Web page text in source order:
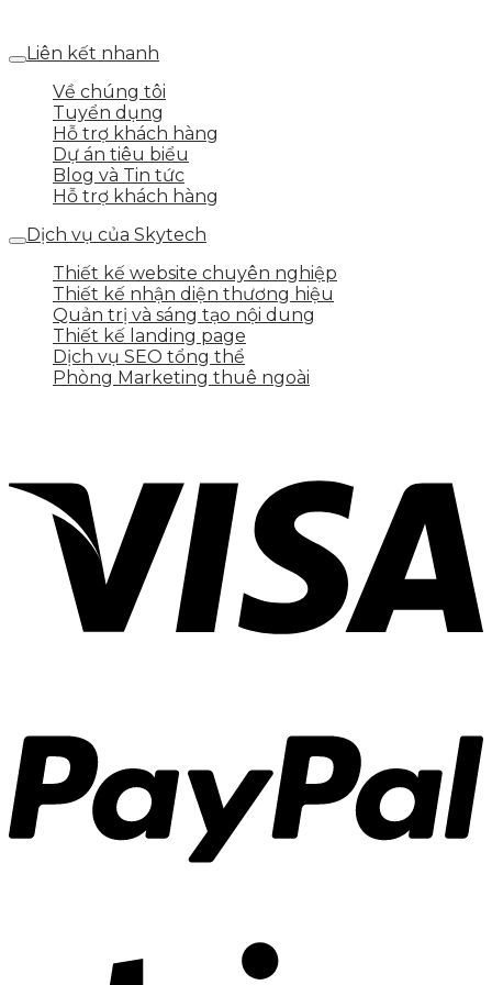
Liên kết nhanh
Về chúng tôi
Tuyển dụng
Hỗ trợ khách hàng
Dự án tiêu biểu
Blog và Tin tức
Hỗ trợ khách hàng
Dịch vụ của Skytech
Thiết kế website chuyên nghiệp
Thiết kế nhận diện thương hiệu
Quản trị và sáng tạo nội dung
Thiết kế landing page
Dịch vụ SEO tổng thể
Phòng Marketing thuê ngoài